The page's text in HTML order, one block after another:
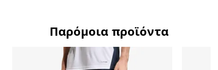
Παρόμοια προϊόντα